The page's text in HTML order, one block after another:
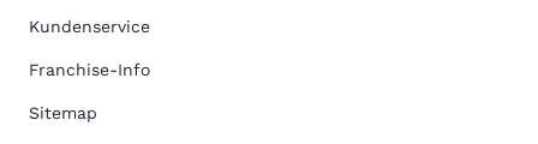
Kundenservice
Franchise-Info
Sitemap